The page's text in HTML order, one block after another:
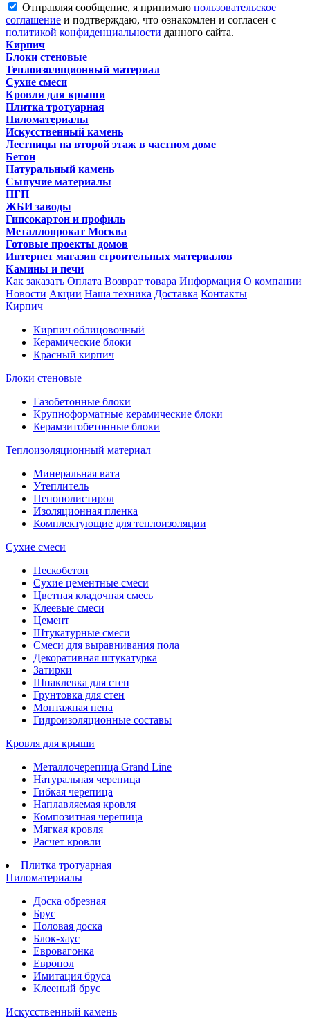
Отправляя сообщение, я принимаю пользовательское
соглашение и подтверждаю, что ознакомлен и согласен с
политикой конфиденциальности данного сайта.
Кирпич
Блоки стеновые
Теплоизоляционный материал
Сухие смеси
Кровля для крыши
Плитка тротуарная
Пиломатериалы
Искусственный камень
Лестницы на второй этаж в частном доме
Бетон
Натуральный камень
Сыпучие материалы
ПГП
ЖБИ заводы
Гипсокартон и профиль
Металлопрокат Москва
Готовые проекты домов
Интернет магазин строительных материалов
Камины и печи
Как заказать Оплата Возврат товара Информация О компании
Новости Акции Наша техника Доставка Контакты
Кирпич
Кирпич облицовочный
Керамические блоки
Красный кирпич
Блоки стеновые
Газобетонные блоки
Крупноформатные керамические блоки
Керамзитобетонные блоки
Теплоизоляционный материал
Минеральная вата
Утеплитель
Пенополистирол
Изоляционная пленка
Комплектующие для теплоизоляции
Сухие смеси
Пескобетон
Сухие цементные смеси
Цветная кладочная смесь
Клеевые смеси
Цемент
Штукатурные смеси
Смеси для выравнивания пола
Декоративная штукатурка
Затирки
Шпаклевка для стен
Грунтовка для стен
Монтажная пена
Гидроизоляционные составы
Кровля для крыши
Металлочерепица Grand Line
Натуральная черепица
Гибкая черепица
Наплавляемая кровля
Композитная черепица
Мягкая кровля
Расчет кровли
Плитка тротуарная
Пиломатериалы
Доска обрезная
Брус
Половая доска
Блок-хаус
Евровагонка
Европол
Имитация бруса
Клееный брус
Искусственный камень